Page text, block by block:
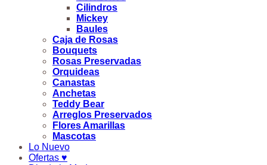
Cilindros
Mickey
Baules
Caja de Rosas
Bouquets
Rosas Preservadas
Orquideas
Canastas
Anchetas
Teddy Bear
Arreglos Preservados
Flores Amarillas
Mascotas
Lo Nuevo
Ofertas ♥